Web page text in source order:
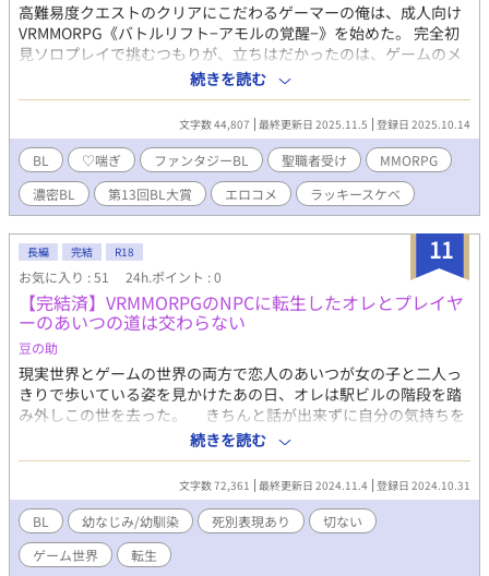
高難易度クエストのクリアにこだわるゲーマーの俺は、成人向け
VRMMORPG《バトルリフト−アモルの覚醒−》を始めた。 完全初
見ソロプレイで挑むつもりが、立ちはだかったのは、ゲームのメ
インシステム『アモル・スキルリンク』だった。 これは、プレイ
ヤー同士がアバターを介して手つなぎ（A）からセックス（Z）ま
での段階的リンクでスキルを共有したり、強力なバフを付与する
と言うえっちな仕様だったのだ。 何も知らない俺とランダムでマ
ッチングしたのは、世界ランキング６位の戦士・エルド。 俺は仕
方なくエルドとペアを組んで、高難易度クエストをクリアするた
めに、――えっちなことを、いっぱいする！ メインCP（戦士×聖
職者） 面倒見のいい冷静なお兄さん攻め×無自覚ツンデレノンケ
受け ※性描写が多く含まれます ※デスゲームやログアウト完全不
可ではありません
続きを読む
文字数 44,807 最終更新日 2025.11.5 登録日 2025.10.14
BL ♡喘ぎ ファンタジーBL 聖職者受け
MMORPG
濃密BL
第13回BL大賞 エロコメ ラッキースケベ
11
長編 完結 R18
お気に入り : 51 24h.ポイント : 0
【完結済】VRMMORPGのNPCに転生したオレとプレイヤ
ーのあいつの道は交わらない
豆の助
現実世界とゲームの世界の両方で恋人のあいつが女の子と二人っ
きりで歩いている姿を見かけたあの日、オレは駅ビルの階段を踏
み外しこの世を去った。 きちんと話が出来ずに自分の気持ちを
伝えられなかったことを後悔しながら。 番外編ぼちぼち更新中 ム
ーンライトノベルズさんにも投稿してます R18場面の登場人物
の年齢等ところどころこちらでは変更する予定です。
続きを読む
文字数 72,361 最終更新日 2024.11.4 登録日 2024.10.31
BL 幼なじみ/幼馴染 死別表現あり
切ない
ゲーム世界
転生